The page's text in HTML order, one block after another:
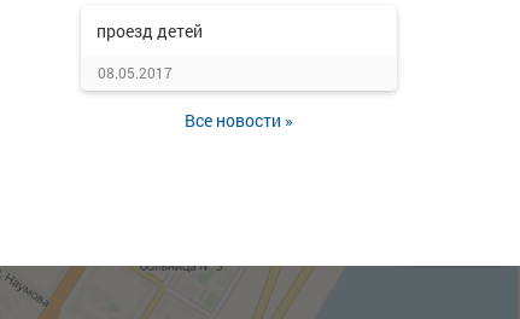
проезд детей
08.05.2017
Все новости »